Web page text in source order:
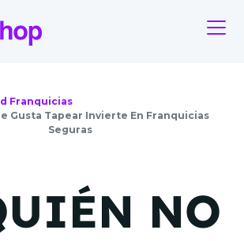
Franquicias
Gusta Tapear Invierte En Franquicias
Seguras
NO